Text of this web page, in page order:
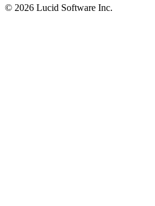
© 2026 Lucid Software Inc.